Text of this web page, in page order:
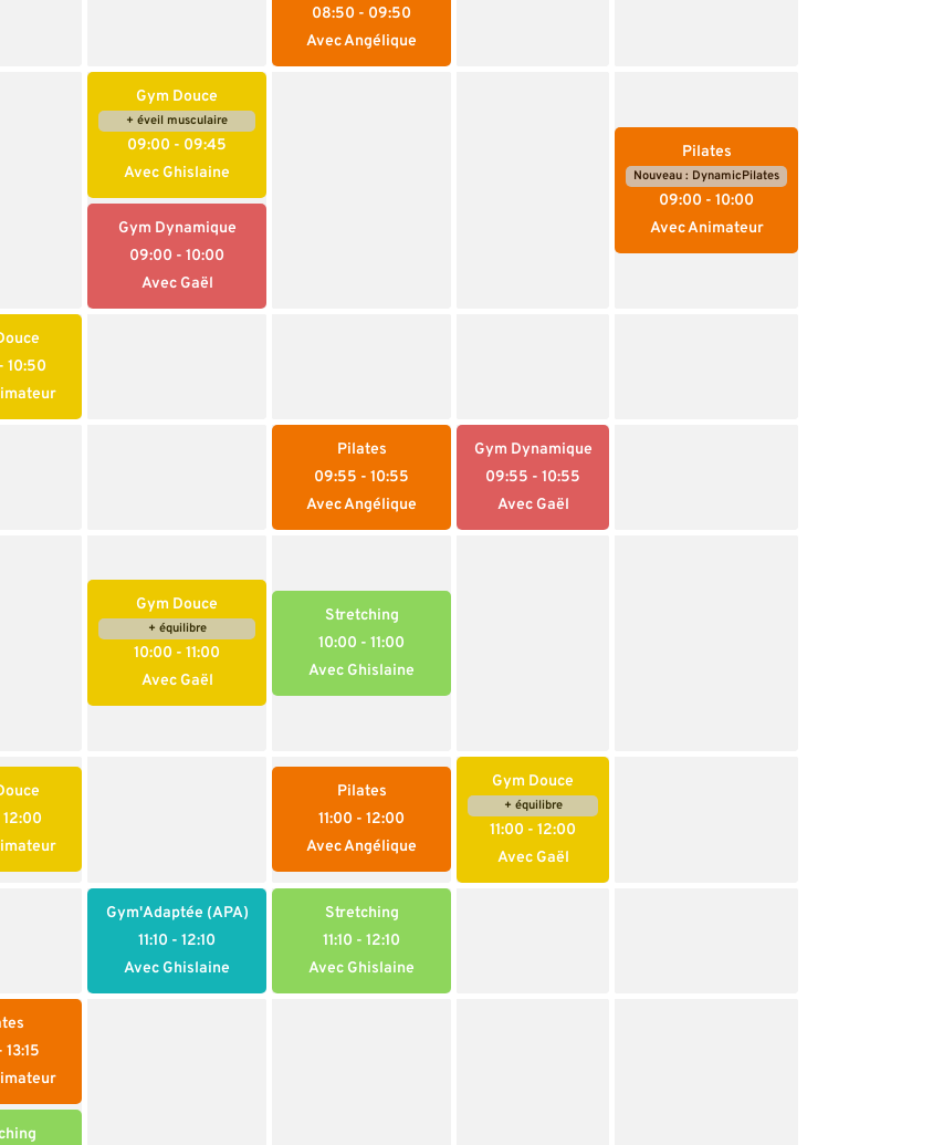
08:50 - 09:50
Avec Angélique
Gym Douce
+ éveil musculaire
09:00 - 09:45
Avec Ghislaine
Gym Dynamique
09:00 - 10:00
Avec Gaël
Pilates
Nouveau : DynamicPilates
09:00 - 10:00
Avec Animateur
- 10:50
Pilates
09:55 - 10:55
Avec Angélique
Gym Dynamique
09:55 - 10:55
Avec Gaël
Gym Douce
+ équilibre
10:00 - 11:00
Avec Gaël
Stretching
10:00 - 11:00
Avec Ghislaine
12:00
Pilates
11:00 - 12:00
Avec Angélique
Gym Douce
+ équilibre
11:00 - 12:00
Avec Gaël
Gym'Adaptée (APA)
11:10 - 12:10
Avec Ghislaine
Stretching
11:10 - 12:10
Avec Ghislaine
13:15